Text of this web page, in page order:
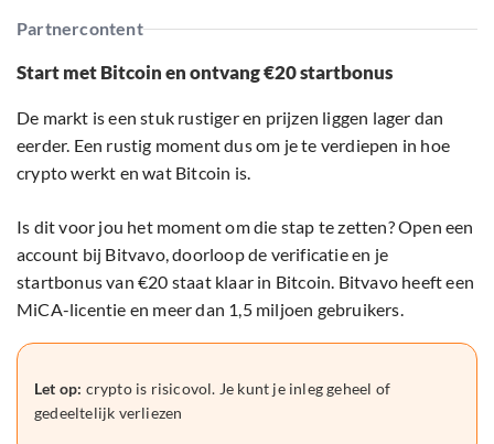
Partnercontent
Start met Bitcoin en ontvang €20 startbonus
De markt is een stuk rustiger en prijzen liggen lager dan
eerder. Een rustig moment dus om je te verdiepen in hoe
crypto werkt en wat Bitcoin is.
Is dit voor jou het moment om die stap te zetten? Open een
account bij Bitvavo, doorloop de verificatie en je
startbonus van €20 staat klaar in Bitcoin. Bitvavo heeft een
MiCA-licentie en meer dan 1,5 miljoen gebruikers.
Let op: crypto is risicovol. Je kunt je inleg geheel of
gedeeltelijk verliezen